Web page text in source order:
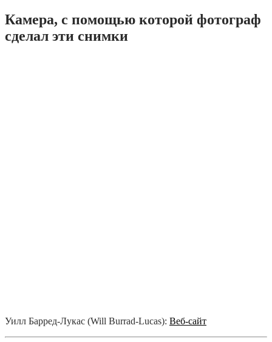
Камера, с помощью которой фотограф
сделал эти снимки
Уилл Барред-Лукас (Will Burrad-Lucas): Веб-сайт